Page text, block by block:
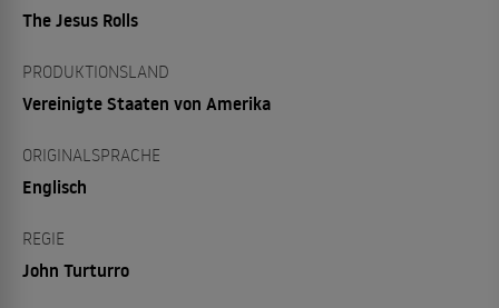
The Jesus Rolls
PRODUKTIONSLAND
Vereinigte Staaten von Amerika
ORIGINALSPRACHE
Englisch
REGIE
John Turturro